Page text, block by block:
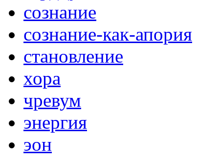
сознание
сознание-как-апория
становление
хора
чревум
энергия
эон